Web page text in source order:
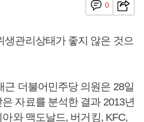
0
생관리상태가 좋지 않은 것으
더불어민주당 의원은 28일
자료를 분석한 결과 2013년
와 맥도날드, 버거킹, KFC,